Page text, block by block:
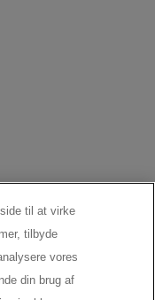
til at virke
tilbyde
vores
din brug af